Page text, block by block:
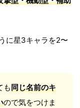
に星3キャラを2〜
も同じ名前のキ
ので気をつけま